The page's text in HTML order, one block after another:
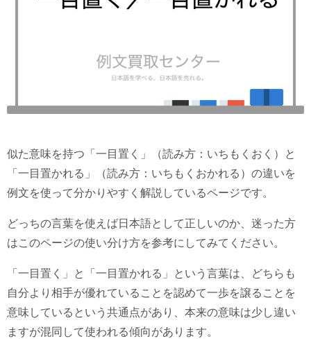
似た意味を持つ「一目置く」（読み方：いちもくおく）と
「一目置かれる」（読み方：いちもくおかれる）の違いを
例文を使って分かりやすく解説しているページです。
どっちの言葉を使えば日本語として正しいのか、迷った方
はこのページの使い分け方を参考にしてみてください。
「一目置く」と「一目置かれる」という言葉は、どちらも
自分より相手が優れていることを認めて一歩を譲ることを
意味しているという共通点があり、本来の意味は少し違い
ますが混同して使われる傾向があります。